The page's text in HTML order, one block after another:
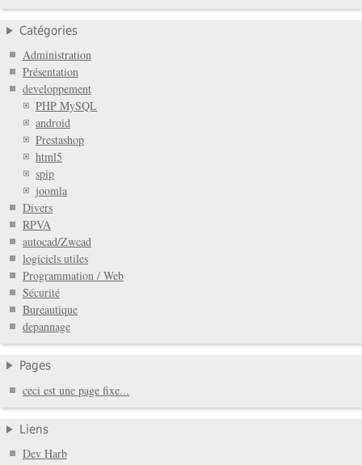
Catégories
Administration
Présentation
developpement
PHP MySQL
android
Prestashop
html5
spip
joomla
Divers
RPVA
autocad/Zwcad
logiciels utiles
Programmation / Web
Sécurité
Bureautique
depannage
Pages
ceci est une page fixe...
Liens
Dev Harb